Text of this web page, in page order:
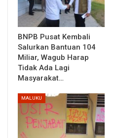
BNPB Pusat Kembali
Salurkan Bantuan 104
Miliar, Wagub Harap
Tidak Ada Lagi
Masyarakat…
MALUKU